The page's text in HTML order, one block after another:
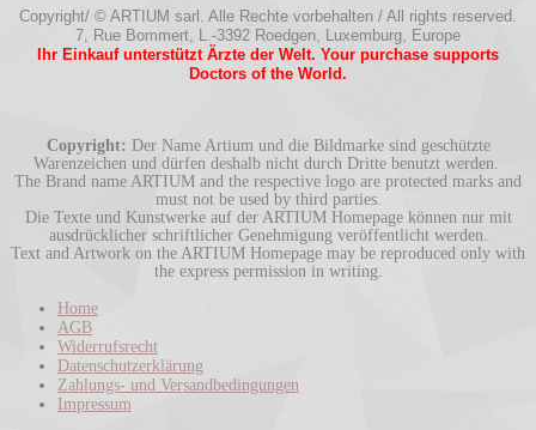
Copyright/ © ARTIUM sarl. Alle Rechte vorbehalten / All rights reserved.
7, Rue Bommert, L.-3392 Roedgen, Luxemburg, Europe
Ihr Einkauf unterstützt Ärzte der Welt. Your purchase supports
Doctors of the World.
Copyright: Der Name Artium und die Bildmarke sind geschützte
Warenzeichen und dürfen deshalb nicht durch Dritte benutzt werden.
The Brand name ARTIUM and the respective logo are protected marks and
must not be used by third parties.
Die Texte und Kunstwerke auf der ARTIUM Homepage können nur mit
ausdrücklicher schriftlicher Genehmigung veröffentlicht werden.
Text and Artwork on the ARTIUM Homepage may be reproduced only with
the express permission in writing.
Home
AGB
Widerrufsrecht
Datenschutzerklärung
Zahlungs- und Versandbedingungen
Impressum